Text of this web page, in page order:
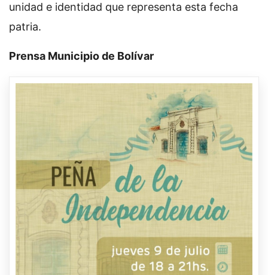
unidad e identidad que representa esta fecha
patria.
Prensa Municipio de Bolívar